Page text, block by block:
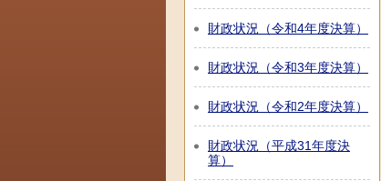
財政状況（令和4年度決算）
財政状況（令和3年度決算）
財政状況（令和2年度決算）
財政状況（平成31年度決
算）